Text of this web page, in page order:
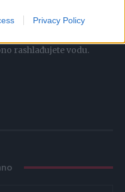
Privacy Policy
rashlađujete vodu.